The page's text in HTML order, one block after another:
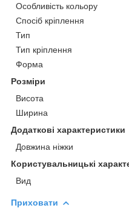
Особливість кольору
Спосіб кріплення
Тип
Тип кріплення
Форма
Розміри
Висота
Ширина
Додаткові характеристики
Довжина ніжки
Користувальницькі
Вид
Приховати